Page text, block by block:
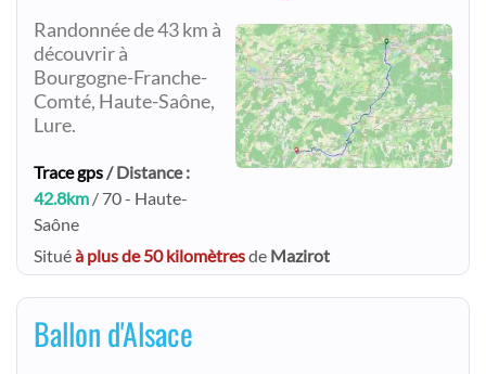
Randonnée de 43 km à
découvrir à
Bourgogne-Franche-
Comté, Haute-Saône,
Lure.
Trace gps/ Distance :
42.8km / 70 - Haute-
Saône
Situéà plus de 50 kilomètresde Mazirot
Ballon d'Alsace